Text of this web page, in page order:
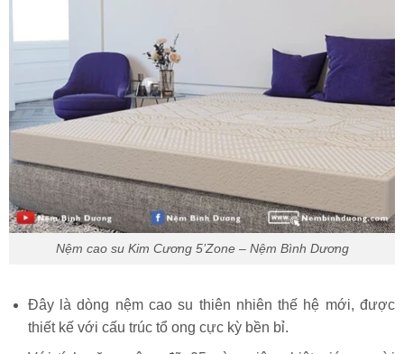
Nệm cao su Kim Cương 5’Zone – Nệm Bình Dương
Đây là dòng nệm cao su thiên nhiên thế hệ mới, được
thiết kế với cấu trúc tổ ong cực kỳ bền bỉ.